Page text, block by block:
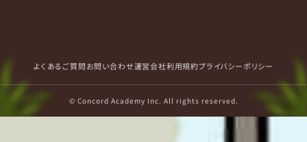
よくあるご質問お問い合わせ運営会社利用規約プライバシーポリシー
© Concord Academy Inc. All rights reserved.